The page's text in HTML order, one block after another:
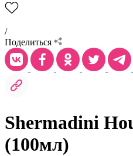
/
Поделиться
Shermadini
(100мл)